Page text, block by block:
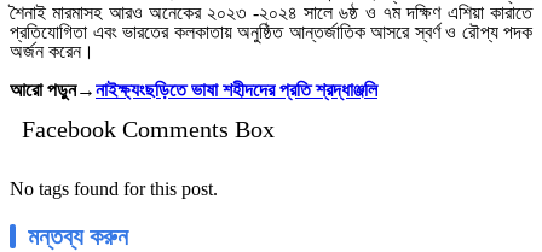
শৈনাই মারমাসহ আরও অনেকের ২০২৩ -২০২৪ সালে ৬ষ্ঠ ও ৭ম দক্ষিণ এশিয়া কারাতে
প্রতিযোগিতা এবং ভারতের কলকাতায় অনুষ্ঠিত আন্তর্জাতিক আসরে স্বর্ণ ও রৌপ্য পদক
অর্জন করেন।
আরো পড়ুন→নাইক্ষ্যংছড়িতে ভাষা শহীদদের প্রতি শ্রদ্ধাঞ্জলি
Facebook Comments Box
No tags found for this post.
মন্তব্য করুন